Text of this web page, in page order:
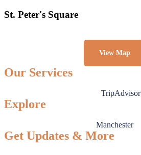
St. Peter's Square
View Map
Our Services
TripAdvisor
Explore
Manchester
Get Updates & More